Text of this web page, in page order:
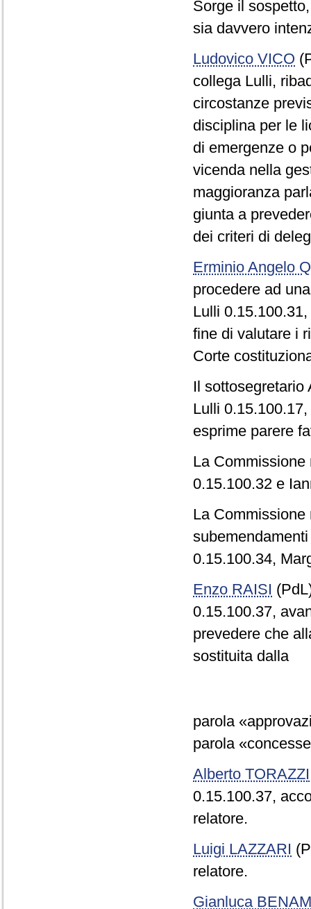
Sorge il
sia davvero
Ludovico VICO
collega Lulli,
circostanze
disciplina per le
di emergenze o
vicenda nella
maggioranza
giunta a
dei criteri di
Erminio Angelo
procedere ad
Lulli
fine di valutare i
Corte
Il sottosegretario
Lulli
esprime parere
La
0.15.100.32 e
La
0.15.100.34,
Enzo RAISI
0.15.100.37,
prevedere che
sostituita dalla
parola
parola
Alberto TORAZZI
0.15.100.37,
relatore.
Luigi LAZZARI
relatore.
Gianluca